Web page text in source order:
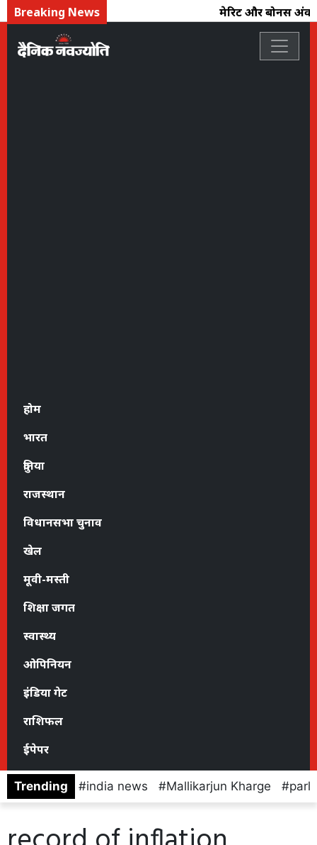
Breaking News मेरिट और बोनस अंक से
होम
भारत
दुनिया
राजस्थान
विधानसभा चुनाव
खेल
मूवी-मस्ती
शिक्षा जगत
स्वास्थ्य
ओपिनियन
इंडिया गेट
राशिफल
ईपेपर
Trending india news Mallikarjun Kharge